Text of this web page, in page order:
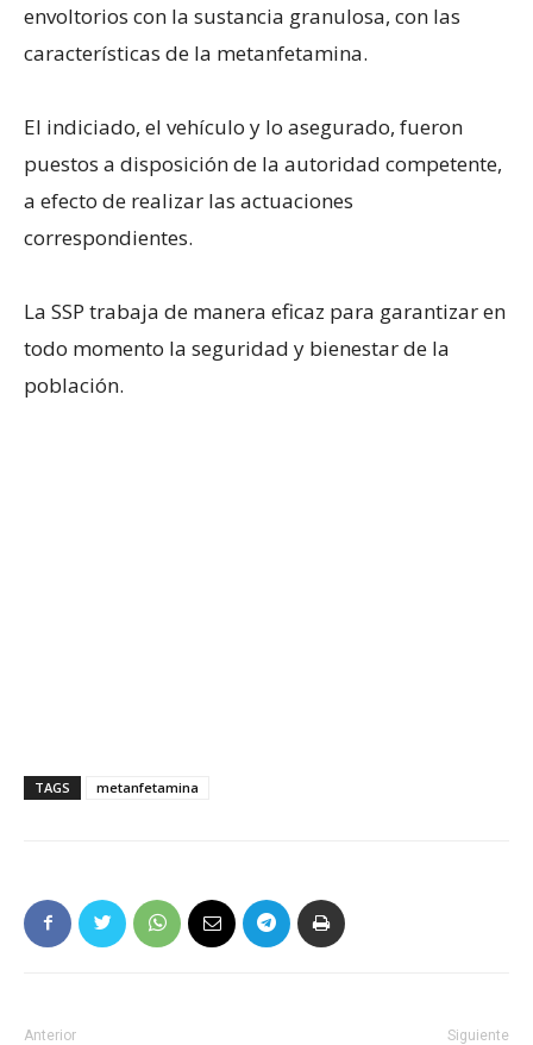
envoltorios con la sustancia granulosa, con las
características de la metanfetamina.
El indiciado, el vehículo y lo asegurado, fueron
puestos a disposición de la autoridad competente,
a efecto de realizar las actuaciones
correspondientes.
La SSP trabaja de manera eficaz para garantizar en
todo momento la seguridad y bienestar de la
población.
TAGS metanfetamina
Anterior Siguiente